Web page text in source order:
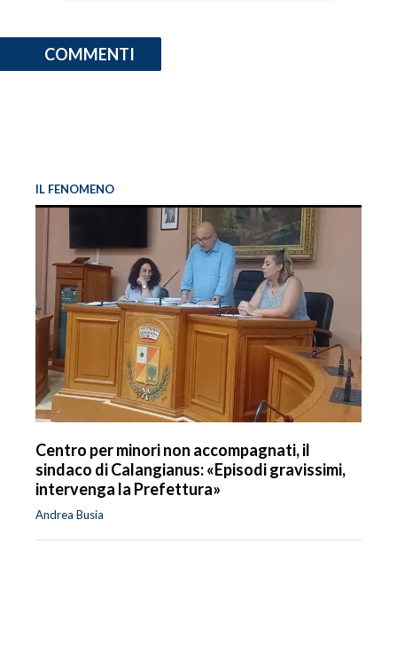
COMMENTI
IL FENOMENO
Centro per minori non accompagnati, il
sindaco di Calangianus: «Episodi gravissimi,
intervenga la Prefettura»
Andrea Busia